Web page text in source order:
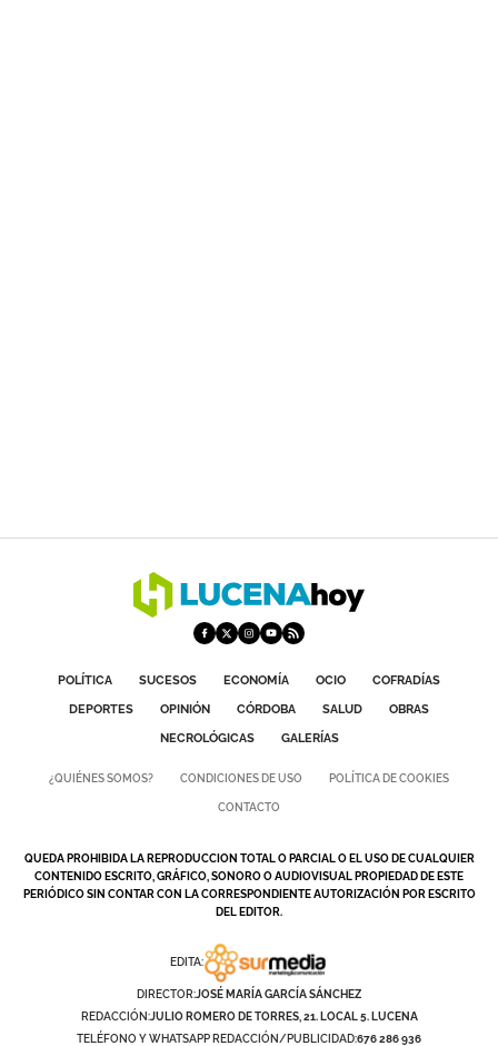
POLÍTICA SUCESOS ECONOMÍA OCIO
COFRADÍAS
DEPORTES
OPINIÓN CÓRDOBA SALUD
OBRAS
NECROLÓGICAS
GALERÍAS
¿QUIÉNES SOMOS? CONDICIONES DE USO POLÍTICA DE COOKIES
CONTACTO
QUEDA PROHIBIDA LA REPRODUCCION TOTAL O PARCIAL O EL USO DE CUALQUIER
CONTENIDO ESCRITO, GRÁFICO, SONORO O AUDIOVISUAL PROPIEDAD DE ESTE
PERIÓDICO SIN CONTAR CON LA CORRESPONDIENTE AUTORIZACIÓN POR ESCRITO
DEL EDITOR.
EDITA:
DIRECTOR:JOSÉ MARÍA GARCÍA SÁNCHEZ
REDACCIÓN:JULIO ROMERO DE TORRES, 21. LOCAL 5. LUCENA
TELÉFONO Y WHATSAPP REDACCIÓN/PUBLICIDAD:676 286 936